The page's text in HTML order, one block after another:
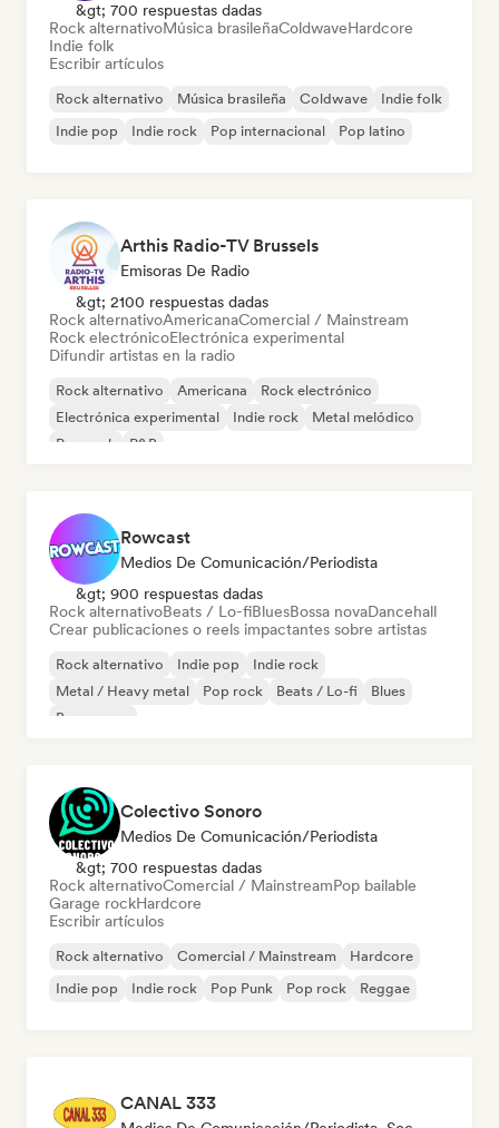
&gt; 700 respuestas dadas
Rock alternativoMúsica brasileñaColdwaveHardcore
Indie folk
Escribir artículos
Rock alternativo Música brasileña Coldwave
Indie folk
Indie pop
Indie rock Pop internacional Pop latino
Arthis Radio-TV Brussels
Emisoras De Radio
&gt; 2100 respuestas dadas
Rock alternativoAmericanaComercial / Mainstream
Rock electrónicoElectrónica experimental
Difundir artistas en la radio
Rock alternativo Americana
Rock electrónico
Electrónica experimental
Indie rock
Metal melódico
Pop rock
R&B
Rowcast
Medios De Comunicación/Periodista
&gt; 900 respuestas dadas
Rock alternativoBeats / Lo-fiBluesBossa novaDancehall
Crear publicaciones o reels impactantes sobre artistas
Rock alternativo Indie pop
Indie rock
Metal / Heavy metal
Pop rock Beats / Lo-fi
Blues
Bossa nova
Colectivo Sonoro
Medios De Comunicación/Periodista
&gt; 700 respuestas dadas
Rock alternativoComercial / MainstreamPop bailable
Garage rockHardcore
Escribir artículos
Rock alternativo Comercial / Mainstream
Hardcore
Indie pop
Indie rock Pop Punk Pop rock Reggae
CANAL 333